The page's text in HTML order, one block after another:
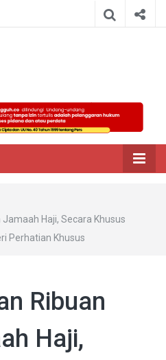
Haji, Secara Khusus
Perhatian Khusus
Ribuan
Haji,